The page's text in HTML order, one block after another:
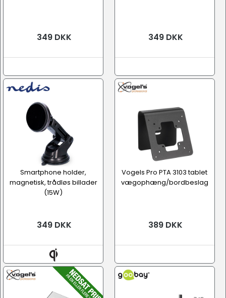
349 DKK 349 DKK
Smartphone holder,
magnetisk, trådløs billader
(15W)
349 DKK
Vogels Pro PTA 3103 tablet
vægophæng/bordbeslag
389 DKK